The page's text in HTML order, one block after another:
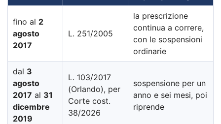
fino al 2
agosto
2017
L. 251/2005
la prescrizione
continua a correre,
con le sospensioni
ordinarie
dal 3
agosto
2017 al 31
dicembre
2019
L. 103/2017
(Orlando), per
Corte cost.
38/2026
sospensione per un
anno e sei mesi, poi
riprende